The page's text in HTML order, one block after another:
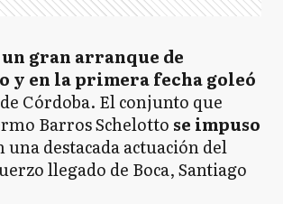
gran arranque de
y en la primera fecha goleó
de Córdoba. El conjunto que
Barros Schelotto se impuso
una destacada actuación del
llegado de Boca, Santiago